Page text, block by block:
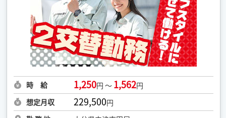
時 給 1,250円 ～ 1,562円
想定月収
229,500円